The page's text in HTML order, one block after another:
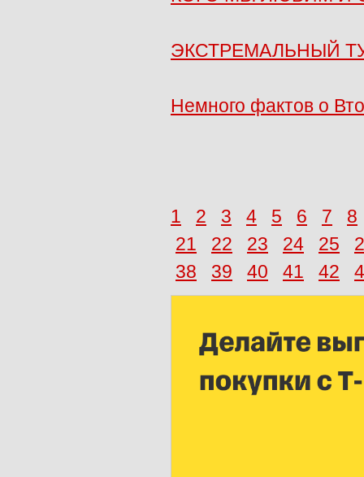
ЭКСТРЕМАЛЬНЫЙ
Немного фактов о
1 2 3 4 5 6 7
8
21
22 23 24 25
38
39 40 41 42